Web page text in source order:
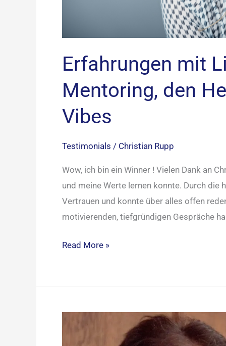
Erfahrungen mit
Mentoring, den
Vibes
Testimonials / Christian Rupp
Wow, ich bin ein Winner ! Vielen Dank an
und meine Werte lernen konnte. Durch
Vertrauen und konnte über alles offen
motivierenden, tiefgründigen Gespräche
Read More »